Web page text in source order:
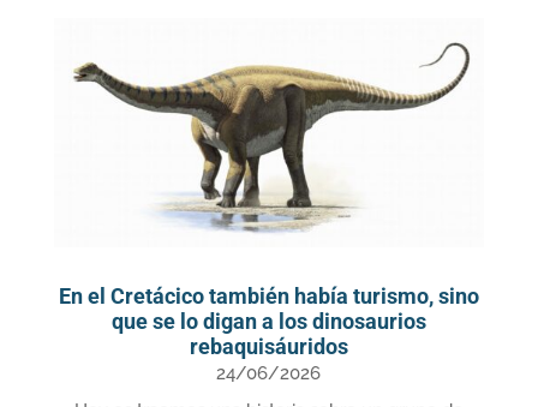
En el Cretácico también había turismo, sino
que se lo digan a los dinosaurios
rebaquisáuridos
24/06/2026